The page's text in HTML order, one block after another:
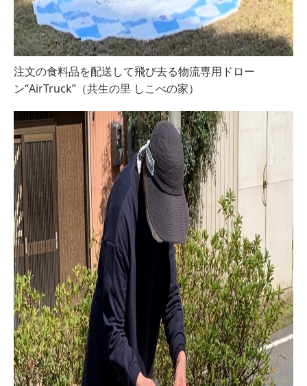
注文の食料品を配送して飛び去る物流専用ドロー
ン“AirTruck”（共生の里 しこべの家）